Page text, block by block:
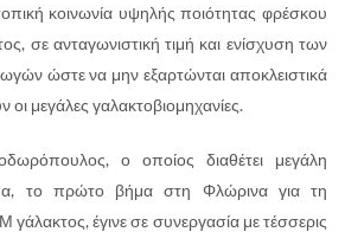
κοινωνία υψηλής ποιότητας φρέσκου
σε ανταγωνιστική τιμή και ενίσχυση των
ώστε να μην εξαρτώνται αποκλειστικά
οι μεγάλες γαλακτοβιομηχανίες.
ο οποίος διαθέτει μεγάλη
το πρώτο βήμα στη Φλώρινα για τη
γάλακτος, έγινε σε συνεργασία με τέσσερις